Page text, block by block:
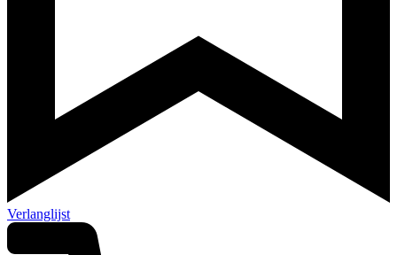
Verlanglijst